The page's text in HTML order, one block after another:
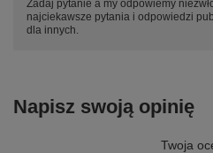
Zadaj pytanie a my odpowiemy
najciekawsze pytania i odpowiedzi
dla innych.
Napisz swoją opinię
Twoja